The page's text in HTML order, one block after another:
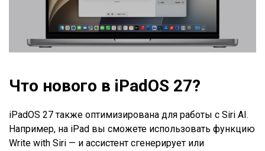
Что нового в iPadOS 27?
iPadOS 27 также оптимизирована для работы с Siri AI.
Например, на iPad вы сможете использовать функцию
Write with Siri — и ассистент сгенерирует или